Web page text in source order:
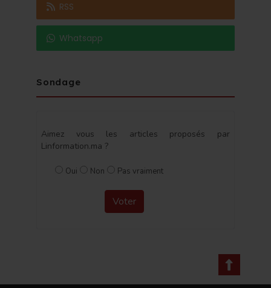
RSS
Whatsapp
Sondage
Aimez vous les articles proposés par
Linformation.ma ?
Oui Non Pas vraiment
Voter